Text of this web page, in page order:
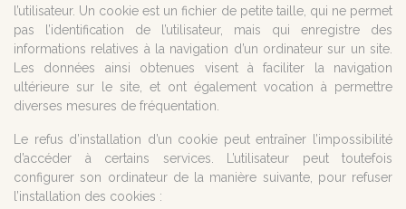
l’utilisateur. Un cookie est un fichier de petite taille, qui ne permet
pas l’identification de l’utilisateur, mais qui enregistre des
informations relatives à la navigation d’un ordinateur sur un site.
Les données ainsi obtenues visent à faciliter la navigation
ultérieure sur le site, et ont également vocation à permettre
diverses mesures de fréquentation.
Le refus d’installation d’un cookie peut entraîner l’impossibilité
d’accéder à certains services. L’utilisateur peut toutefois
configurer son ordinateur de la manière suivante, pour refuser
l’installation des cookies :